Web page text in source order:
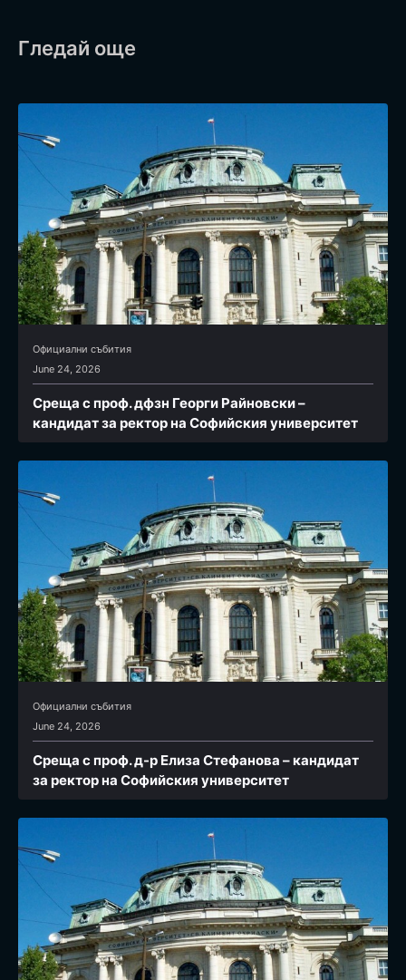
Гледай още
Официални събития
June 24, 2026
Среща с проф. дфзн Георги Райновски –
кандидат за ректор на Софийския университет
Официални събития
June 24, 2026
Среща с проф. д-р Елиза Стефанова – кандидат
за ректор на Софийския университет